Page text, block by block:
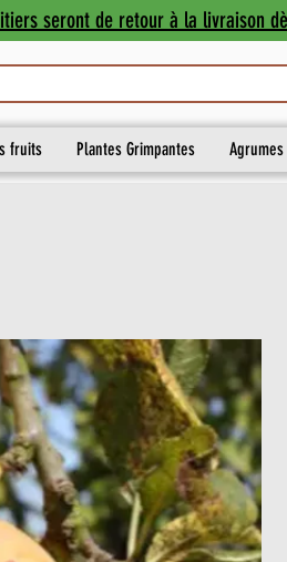
seront de retour à la livraison
fruits Plantes Grimpantes Agrumes